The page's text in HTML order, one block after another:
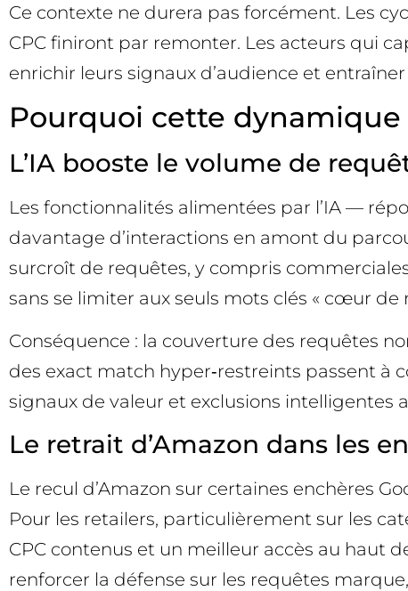
Ce contexte ne durera pas forcément. Les
CPC finiront par remonter. Les acteurs qui
enrichir leurs signaux d’audience et
Pourquoi cette dynamique
L’IA booste le volume de
Les fonctionnalités alimentées par l’IA —
davantage d’interactions en amont du
surcroît de requêtes, y compris
sans se limiter aux seuls mots clés « cœur de
Conséquence : la couverture des requêtes
des exact match hyper‑restreints passent à
signaux de valeur et exclusions
Le retrait d’Amazon dans les
Le recul d’Amazon sur certaines enchères
Pour les retailers, particulièrement sur les
CPC contenus et un meilleur accès au haut
renforcer la défense sur les requêtes